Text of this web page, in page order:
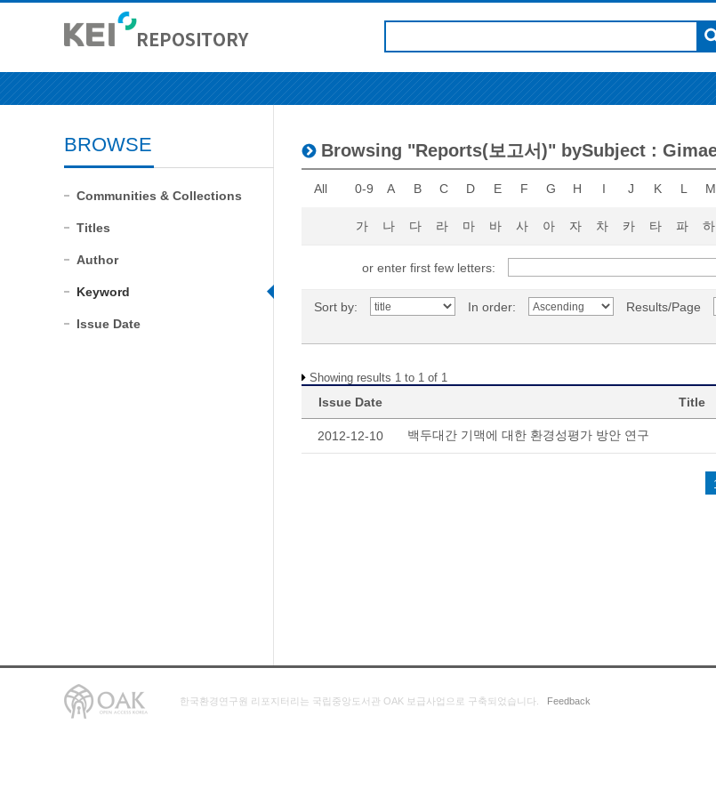
BROWSE
Communities & Collections
Titles
Author
Keyword
Issue Date
Browsing "Reports(보고서)" bySubject :
All 0-9 A B C D E F G H I J K L M
가 나 다 라 마 바 사 아 자 차 카 타 파 하
or enter first few letters:
Sort by: In order: Results/Page
Showing results 1 to 1 of 1
Issue Date Title
2012-12-10 백두대간 기맥에 대한 환경성평가 방안 연구
한국환경연구원 리포지터리는 국립중앙도서관 OAK 보급사업으로 구축되었습니다. Feedback